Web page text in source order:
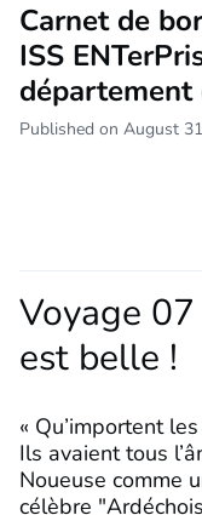
Carnet de
ISS
Published on August
Voyage
est belle !
« Qu’importent
Ils avaient tous
Noueuse comme
célèbre